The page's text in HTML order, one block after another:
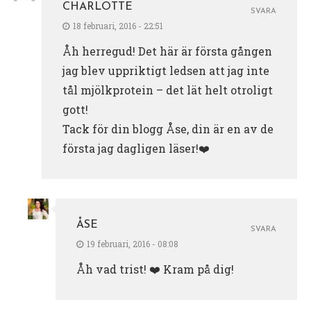
CHARLOTTE
18 februari, 2016 - 22:51
Åh herregud! Det här är första gången
jag blev uppriktigt ledsen att jag inte
tål mjölkprotein – det lät helt otroligt
gott!
Tack för din blogg Åse, din är en av de
första jag dagligen läser!❤️
SVARA
ÅSE
19 februari, 2016 - 08:08
Åh vad trist! ❤️ Kram på dig!
SVARA